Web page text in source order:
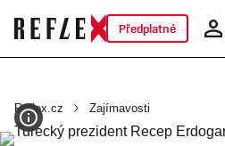
Předplatné
Reflex.cz Zajímavosti